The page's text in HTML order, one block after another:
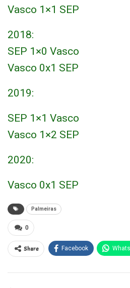
Vasco 1×1 SEP
2018:
SEP 1×0 Vasco
Vasco 0x1 SEP
2019:
SEP 1×1 Vasco
Vasco 1×2 SEP
2020:
Vasco 0x1 SEP
Palmeiras
0
Share Facebook